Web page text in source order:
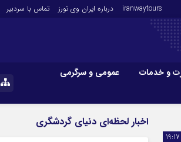
iranwaytours درباره ایران وی تورز تماس با سردبیر
و خدمات
عمومی و سرگرمی
اینستاگرام
و فارکس صنعت و تجارت واخبار لحظه‌ای دنیای گردشگری